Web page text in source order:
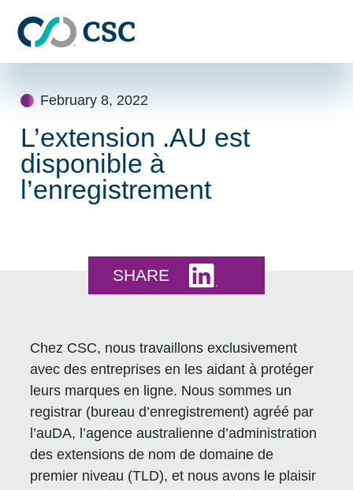
February 8, 2022
L’extension .AU est
disponible à
l’enregistrement
SHARE
Chez CSC, nous travaillons exclusivement
avec des entreprises en les aidant à protéger
leurs marques en ligne. Nous sommes un
registrar (bureau d’enregistrement) agréé par
l’auDA, l’agence australienne d’administration
des extensions de nom de domaine de
premier niveau (TLD), et nous avons le plaisir